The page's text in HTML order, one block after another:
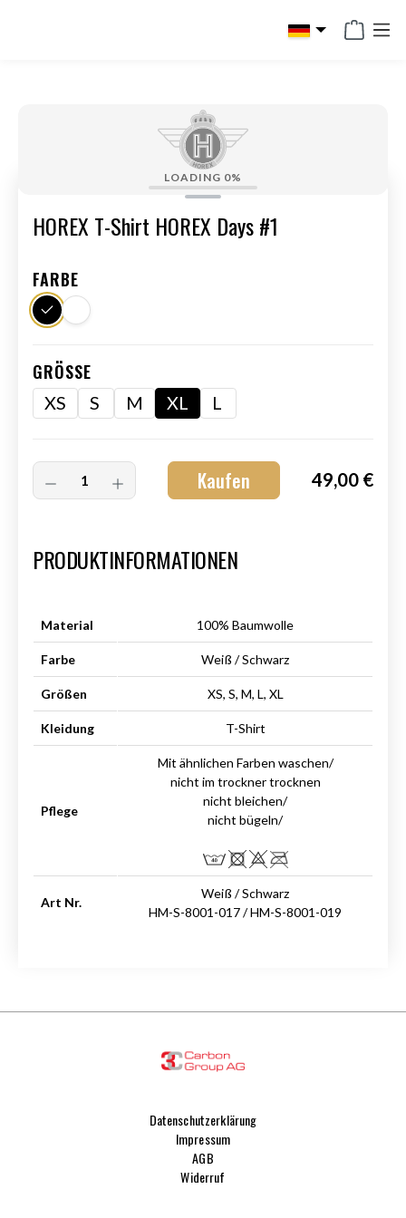
LOADING 0%
HOREX T-Shirt HOREX Days #1
FARBE
GRÖSSE
XS S M XL L
Kaufen 49,00 €
PRODUKTINFORMATIONEN
Material 100% Baumwolle
Farbe Weiß / Schwarz
Größen XS, S, M, L, XL
Kleidung T-Shirt
Pflege
Mit ähnlichen Farben waschen/
nicht im trockner trocknen
nicht bleichen/
nicht bügeln/
Art Nr.
Weiß / Schwarz
HM-S-8001-017 / HM-S-8001-019
Datenschutzerklärung
Impressum
AGB
Widerruf